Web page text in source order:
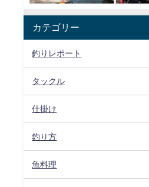
カテゴリー
釣りレポート
タックル
仕掛け
釣り方
魚料理